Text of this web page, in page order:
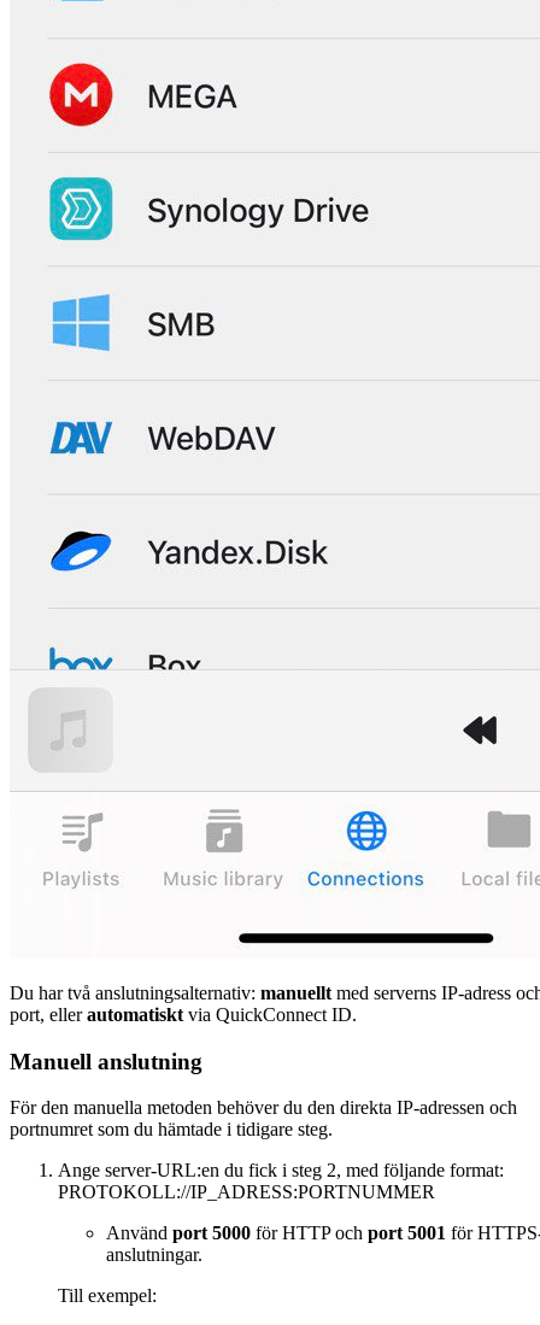
Du har två anslutningsalternativ: manuellt med serverns IP-adress
port, ellerautomatiskt via QuickConnect ID.
Manuell anslutning
För den manuella metoden behöver du den direkta IP-adressen och
portnumret som du hämtade i tidigare steg.
Ange server-URL:en du fick i steg 2, med följande format:
PROTOKOLL://IP_ADRESS:PORTNUMMER
Använd port 5000 för HTTP och port 5001 för
anslutningar.
Till exempel: